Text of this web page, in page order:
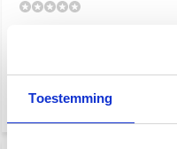
Toestemming